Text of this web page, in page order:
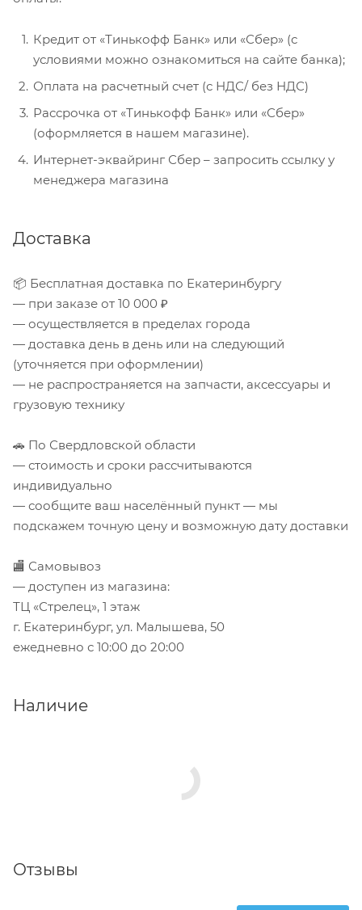
Кредит от «Тинькофф Банк» или «Сбер» (с
условиями можно ознакомиться на сайте банка);
Оплата на расчетный счет (с НДС/ без НДС)
Рассрочка от «Тинькофф Банк» или «Сбер»
(оформляется в нашем магазине).
Интернет-эквайринг Сбер – запросить ссылку у
менеджера магазина
Доставка
📦 Бесплатная доставка по Екатеринбургу
— при заказе от 10 000 ₽
— осуществляется в пределах города
— доставка день в день или на следующий
(уточняется при оформлении)
— не распространяется на запчасти, аксессуары и
грузовую технику
🚗 По Свердловской области
— стоимость и сроки рассчитываются
индивидуально
— сообщите ваш населённый пункт — мы
подскажем точную цену и возможную дату доставки
🏬 Самовывоз
— доступен из магазина:
ТЦ «Стрелец», 1 этаж
г. Екатеринбург, ул. Малышева, 50
ежедневно с 10:00 до 20:00
Наличие
Отзывы